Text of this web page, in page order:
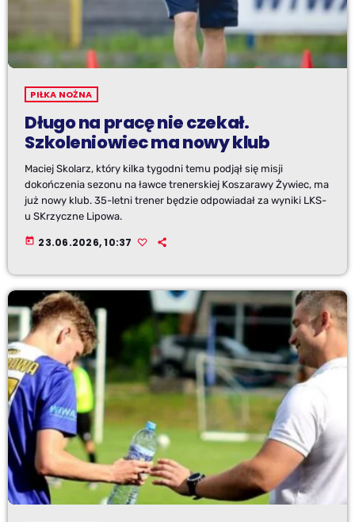
PIŁKA NOŻNA
Długo na pracę nie czekał.
Szkoleniowiec ma nowy klub
Maciej Skolarz, który kilka tygodni temu podjął się misji
dokończenia sezonu na ławce trenerskiej Koszarawy Żywiec, ma
już nowy klub. 35-letni trener będzie odpowiadał za wyniki LKS-
u SKrzyczne Lipowa.
today 23.06.2026, 10:37